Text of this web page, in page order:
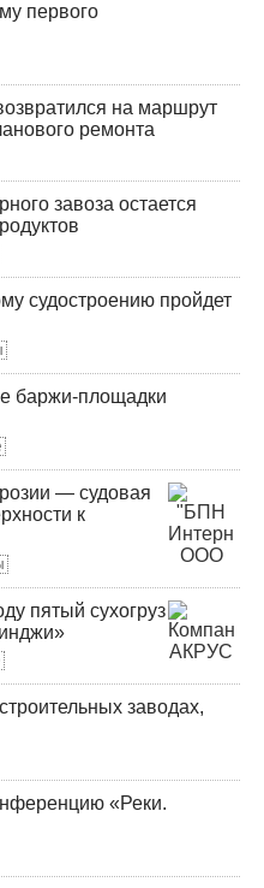
первого
на маршрут
ремонта
завоза остается
судостроению пройдет
баржи-площадки
— судовая
к
пятый сухогруз
заводах,
«Реки.